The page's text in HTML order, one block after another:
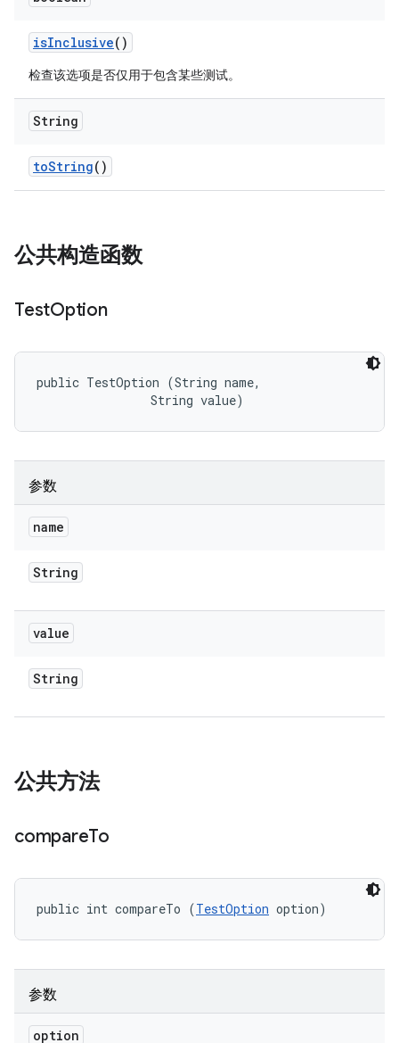
isInclusive()
检查该选项是否仅用于包含某些测试。
String
toString()
公共构造函数
TestOption
public TestOption (String name,
                String value)
参数
name
String
value
String
公共方法
compareTo
public int compareTo (TestOption option)
参数
option